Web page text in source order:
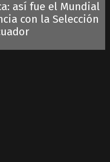
así fue el Mundial
con la Selección